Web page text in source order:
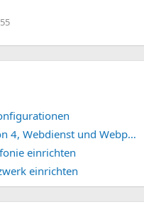
Synology DSM 7.2/7.3, Web Station 4, Webdienst und Webportal erstellen (ehemals vHost)
einrichten
einrichten